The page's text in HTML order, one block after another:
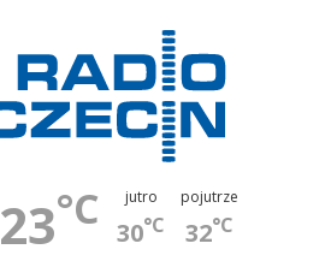
23°C jutro
30°C
pojutrze
32°C